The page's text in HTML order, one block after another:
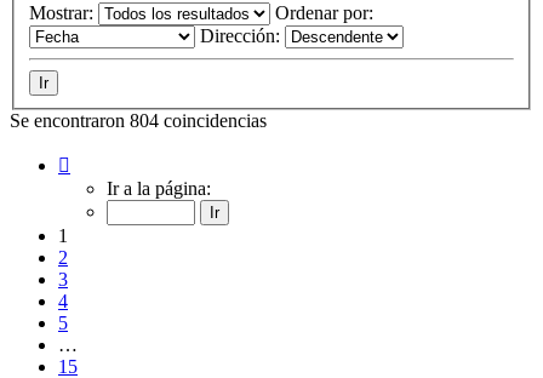
Mostrar:
Ordenar por:
Dirección:
Se encontraron 804 coincidencias
Ir a la página:
1
2
3
4
5
…
15